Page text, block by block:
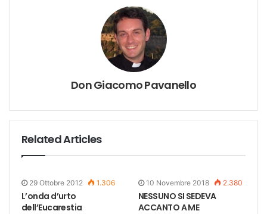
Don Giacomo Pavanello
Related Articles
29 Ottobre 2012 1.306
L’onda d’urto
dell’Eucarestia
10 Novembre 2018 2.380
NESSUNO SI SEDEVA
ACCANTO A ME